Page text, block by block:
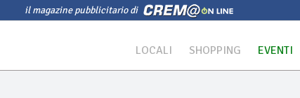
il magazine pubblicitario di
LOCALI SHOPPING EVENTI